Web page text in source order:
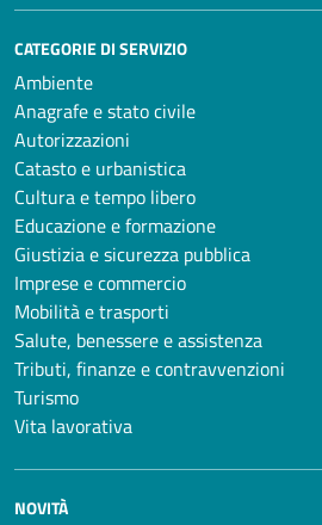
CATEGORIE DI SERVIZIO
Ambiente
Anagrafe e stato civile
Autorizzazioni
Catasto e urbanistica
Cultura e tempo libero
Educazione e formazione
Giustizia e sicurezza pubblica
Imprese e commercio
Mobilità e trasporti
Salute, benessere e assistenza
Tributi, finanze e contravvenzioni
Turismo
Vita lavorativa
NOVITÀ